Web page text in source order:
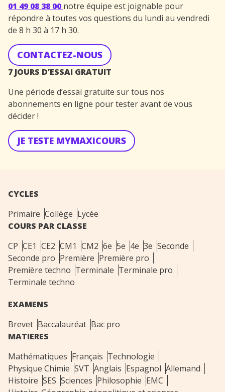
01 49 08 38 00 notre équipe est joignable pour
répondre à toutes vos questions du lundi au vendredi
de 8 h 30 à 17 h 30.
CONTACTEZ-NOUS
7 JOURS D’ESSAI GRATUIT
Une période d’essai gratuite sur tous nos
abonnements en ligne pour tester avant de vous
décider !
JE TESTE MYMAXICOURS
CYCLES
Primaire Collège Lycée
COURS PAR CLASSE
CP CE1 CE2 CM1 CM2 6e 5e 4e 3e Seconde
Seconde pro Première Première pro
Première techno Terminale Terminale pro
Terminale techno
EXAMENS
Brevet Baccalauréat Bac pro
MATIERES
Mathématiques Français Technologie
Physique Chimie SVT Anglais Espagnol Allemand
Histoire SES Sciences Philosophie EMC